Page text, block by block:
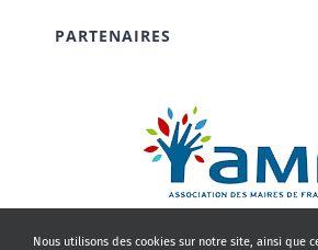
PARTENAIRES
Nous utilisons des cookies sur notre site, ainsi que